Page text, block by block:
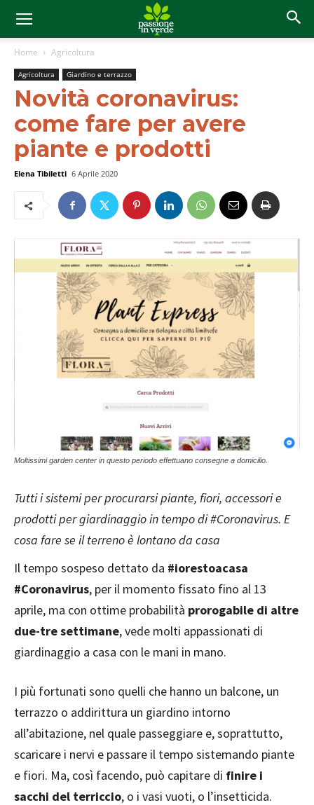
Home Agricoltura
Agricoltura Giardino e terrazzo
Novità coronavirus:
come fare per avere
piante e prodotti
Elena Tibiletti 6 Aprile 2020
Moltissimi garden center in questo periodo effettuano consegne a domicilio.
Tutti i sistemi per procurarsi piante, fiori, accessori e
prodotti per giardinaggio in tempo di #Coronavirus. E
cosa fare se il terreno è lontano da casa
Il tempo sospeso dettato da #iorestoacasa
#Coronavirus, per il momento fissato fino al 13
aprile, ma con ottime probabilità prorogabile di altre
due-tre settimane, vede molti appassionati di
giardinaggio a casa con le mani in mano.
I più fortunati sono quelli che hanno un balcone, un
terrazzo o addirittura un giardino intorno
all’abitazione, nel quale passeggiare e, soprattutto,
scaricare i nervi e passare il tempo sistemando piante
e fiori. Ma, così facendo, può capitare di finire i
sacchi del terriccio, o i vasi vuoti, o l’insetticida.